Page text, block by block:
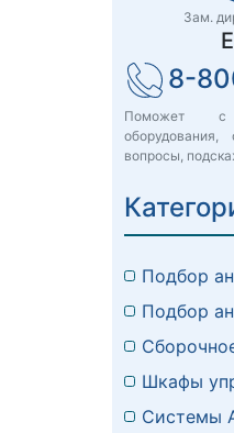
Зам.
8-
Поможет с
оборудования,
вопросы,
Подбор
Подбор
Шкафы
Системы